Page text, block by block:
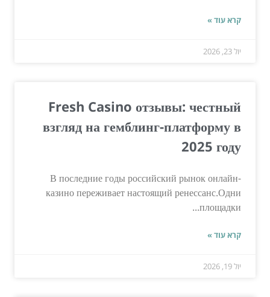
קרא עוד »
יול 23, 2026
Fresh Casino отзывы: честный
взгляд на гемблинг-платформу в
2025 году
В последние годы российский рынок онлайн-
казино переживает настоящий ренессанс.Одни
площадки...
קרא עוד »
יול 19, 2026